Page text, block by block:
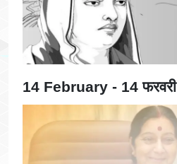
14 February - 14 फरवरी